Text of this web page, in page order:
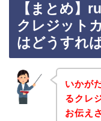
【まとめ】
クレジット
はどうすれ
いかが
るクレ
お伝え